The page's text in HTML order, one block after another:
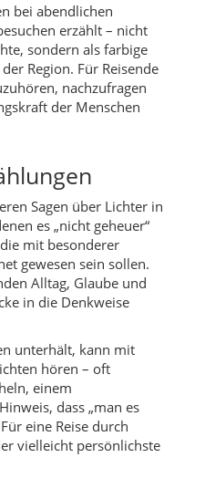
bei abendlichen
erzählt – nicht
sondern als farbige
Region. Für Reisende
nachzufragen
der Menschen
Sagen über Lichter in
es „nicht geheuer“
mit besonderer
gewesen sein sollen.
Alltag, Glaube und
in die Denkweise
unterhält, kann mit
hören – oft
einem
dass „man es
eine Reise durch
vielleicht persönlichste